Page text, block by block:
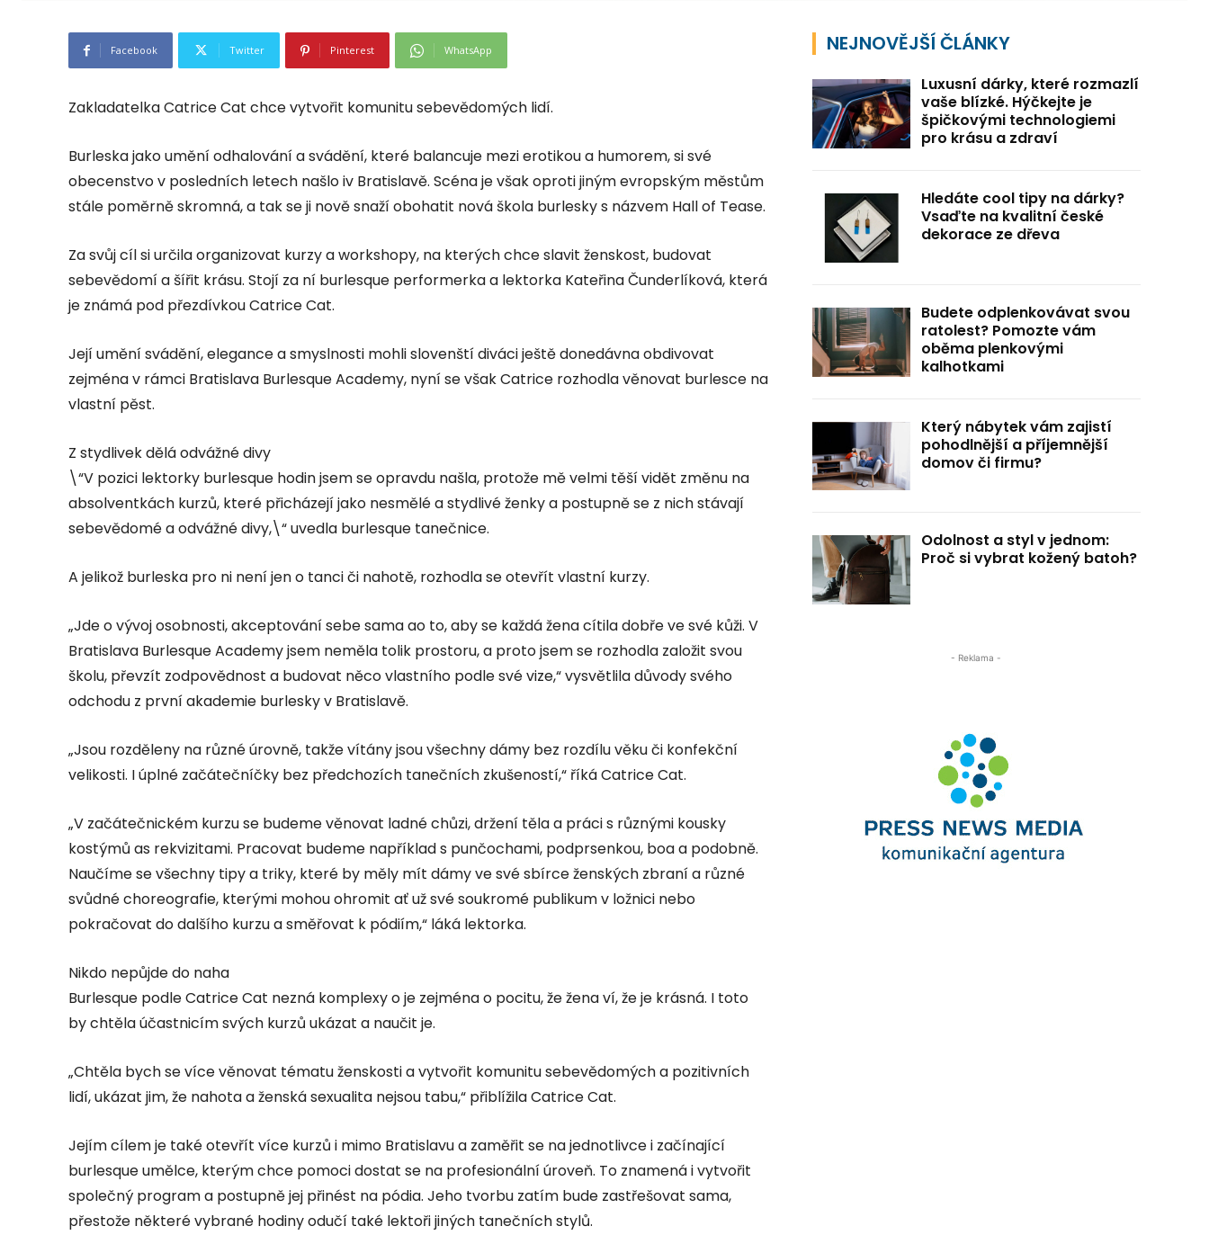
Facebook Twitter Pinterest WhatsApp
Zakladatelka Catrice Cat chce vytvořit komunitu sebevědomých lidí.
Burleska jako umění odhalování a svádění, které balancuje mezi erotikou a humorem, si své
obecenstvo v posledních letech našlo iv Bratislavě. Scéna je však oproti jiným evropským městům
stále poměrně skromná, a tak se ji nově snaží obohatit nová škola burlesky s názvem Hall of Tease.
Za svůj cíl si určila organizovat kurzy a workshopy, na kterých chce slavit ženskost, budovat
sebevědomí a šířit krásu. Stojí za ní burlesque performerka a lektorka Kateřina Čunderlíková, která
je známá pod přezdívkou Catrice Cat.
Její umění svádění, elegance a smyslnosti mohli slovenští diváci ještě donedávna obdivovat
zejména v rámci Bratislava Burlesque Academy, nyní se však Catrice rozhodla věnovat burlesce na
vlastní pěst.
Z stydlivek dělá odvážné divy
\“V pozici lektorky burlesque hodin jsem se opravdu našla, protože mě velmi těší vidět změnu na
absolventkách kurzů, které přicházejí jako nesmělé a stydlivé ženky a postupně se z nich stávají
sebevědomé a odvážné divy,\“ uvedla burlesque tanečnice.
A jelikož burleska pro ni není jen o tanci či nahotě, rozhodla se otevřít vlastní kurzy.
„Jde o vývoj osobnosti, akceptování sebe sama ao to, aby se každá žena cítila dobře ve své kůži. V
Bratislava Burlesque Academy jsem neměla tolik prostoru, a proto jsem se rozhodla založit svou
školu, převzít zodpovědnost a budovat něco vlastního podle své vize,“ vysvětlila důvody svého
odchodu z první akademie burlesky v Bratislavě.
„Jsou rozděleny na různé úrovně, takže vítány jsou všechny dámy bez rozdílu věku či konfekční
velikosti. I úplné začátečníčky bez předchozích tanečních zkušeností,“ říká Catrice Cat.
„V začátečnickém kurzu se budeme věnovat ladné chůzi, držení těla a práci s různými kousky
kostýmů as rekvizitami. Pracovat budeme například s punčochami, podprsenkou, boa a podobně.
Naučíme se všechny tipy a triky, které by měly mít dámy ve své sbírce ženských zbraní a různé
svůdné choreografie, kterými mohou ohromit ať už své soukromé publikum v ložnici nebo
pokračovat do dalšího kurzu a směřovat k pódiím,“ láká lektorka.
Nikdo nepůjde do naha
Burlesque podle Catrice Cat nezná komplexy o je zejména o pocitu, že žena ví, že je krásná. I toto
by chtěla účastnicím svých kurzů ukázat a naučit je.
„Chtěla bych se více věnovat tématu ženskosti a vytvořit komunitu sebevědomých a pozitivních
lidí, ukázat jim, že nahota a ženská sexualita nejsou tabu,“ přiblížila Catrice Cat.
Jejím cílem je také otevřít více kurzů i mimo Bratislavu a zaměřit se na jednotlivce i začínající
burlesque umělce, kterým chce pomoci dostat se na profesionální úroveň. To znamená i vytvořit
společný program a postupně jej přinést na pódia. Jeho tvorbu zatím bude zastřešovat sama,
přestože některé vybrané hodiny odučí také lektoři jiných tanečních stylů.
NEJNOVĚJŠÍ ČLÁNKY
Luxusní dárky, které rozmazlí
vaše blízké. Hýčkejte je
špičkovými technologiemi
pro krásu a zdraví
Hledáte cool tipy na dárky?
Vsaďte na kvalitní české
dekorace ze dřeva
Budete odplenkovávat svou
ratolest? Pomozte vám
oběma plenkovými
kalhotkami
Který nábytek vám zajistí
pohodlnější a příjemnější
domov či firmu?
Odolnost a styl v jednom:
Proč si vybrat kožený batoh?
- Reklama -